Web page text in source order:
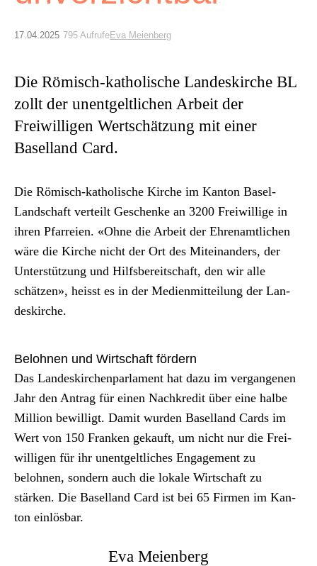
Über uns
ePaper
aktuelle Ausgabe
17.04.2025 795 AufrufeEva Meienberg
Die Römisch-katholische Landeskirche BL
zollt der unentgeltlichen Arbeit der
Freiwilligen Wertschätzung mit einer
Baselland Card.
Die Römisch-katholis­che Kirche im Kan­ton Basel-
Land­schaft verteilt Geschenke an 3200 Frei­willige in
ihren Pfar­reien. «Ohne die Arbeit der Ehre­namtlichen
wäre die Kirche nicht der Ort des Miteinan­ders, der
Unter­stützung und Hil­fs­bere­itschaft, den wir alle
schätzen», heisst es in der Medi­en­mit­teilung der Lan­
deskirche.
Belohnen und Wirtschaft fördern
Das Lan­deskirchen­par­la­ment hat dazu im ver­gan­genen
Jahr den Antrag für einen Nachkred­it über eine halbe
Mil­lion bewil­ligt. Damit wur­den Basel­land Cards im
Wert von 150 Franken gekauft, um nicht nur die Frei­
willi­gen für ihr unent­geltlich­es Engage­ment zu
belohnen, son­dern auch die lokale Wirtschaft zu
stärken. Die Basel­land Card ist bei 65 Fir­men im Kan­
ton ein­lös­bar.
Eva Meienberg